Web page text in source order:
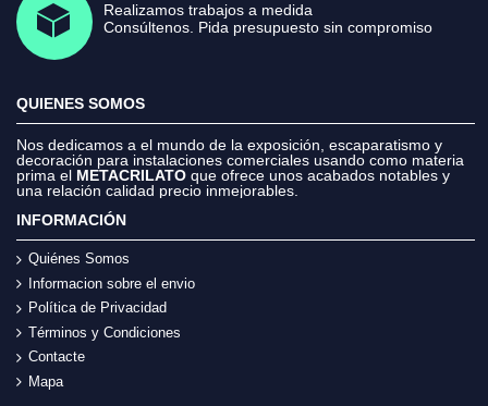
Realizamos trabajos a medida
Consúltenos. Pida presupuesto sin compromiso
QUIENES SOMOS
Nos dedicamos a el mundo de la exposición, escaparatismo y
decoración para instalaciones comerciales usando como materia
prima el METACRILATO que ofrece unos acabados notables y
una relación calidad precio inmejorables.
INFORMACIÓN
Quiénes Somos
Informacion sobre el envio
Política de Privacidad
Términos y Condiciones
Contacte
Mapa